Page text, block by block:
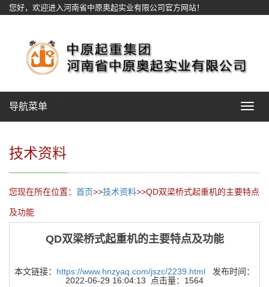
您好，欢迎进入河南省中原奥起实业有限公司官方网站！
Toggle
导航菜单
技术资料
您现在所在位置： 首页>>技术资料>>QD双梁桥式起重机的主要特点
及功能
QD双梁桥式起重机的主要特点及功能
本文链接： https://www.hnzyaq.com/jszc/2239.html 发布时间：
2022-06-29 16:04:13 点击量：1564